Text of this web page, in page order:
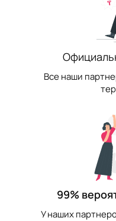
Все наши
99%
У наших